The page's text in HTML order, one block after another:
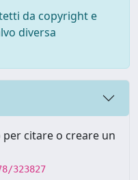
da copyright e
diversa
citare o creare un
323827